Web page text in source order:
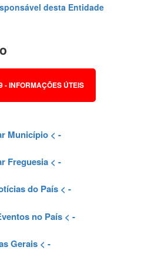
desta Entidade
- INFORMAÇÕES ÚTEIS
Município< -
Freguesia< -
do País < -
no País < -
Gerais < -